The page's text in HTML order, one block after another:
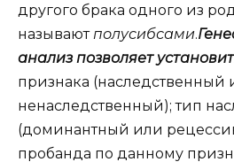
другого брака одного из
называют полусибсами.
анализ позволяет
признака (наследственный
ненаследственный); тип
(доминантный или
пробанда по данному